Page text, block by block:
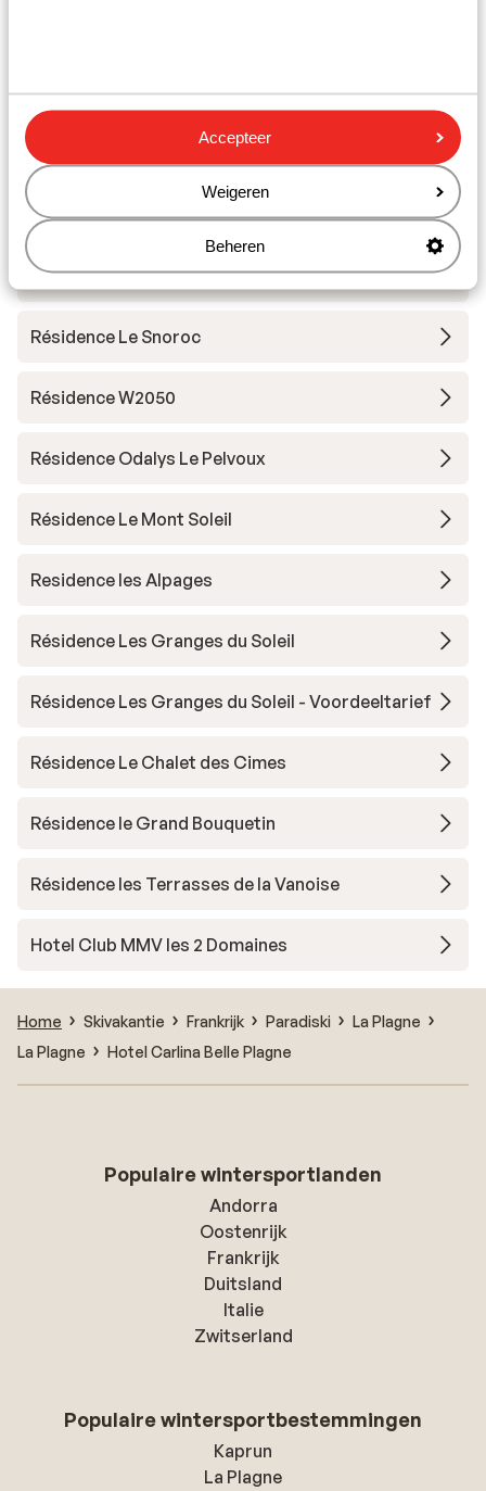
Accepteer
Weigeren
Beheren
Résidence MGM Manaka
Résidence CGH le White Pearl Lodge & Spa *****
- Voordeeltarief
Résidence CGH le White Pearl Lodge & Spa *****
Résidence Le Snoroc
Résidence W2050
Résidence Odalys Le Pelvoux
Résidence Le Mont Soleil
Residence les Alpages
Résidence Les Granges du Soleil
Résidence Les Granges du Soleil - Voordeeltarief
Résidence Le Chalet des Cimes
Résidence le Grand Bouquetin
Résidence les Terrasses de la Vanoise
Hotel Club MMV les 2 Domaines
Home Skivakantie Frankrijk Paradiski
La Plagne
La Plagne
Hotel Carlina Belle Plagne
Populaire wintersportlanden
Andorra
Oostenrijk
Frankrijk
Duitsland
Italie
Zwitserland
Populaire wintersportbestemmingen
Kaprun
La Plagne